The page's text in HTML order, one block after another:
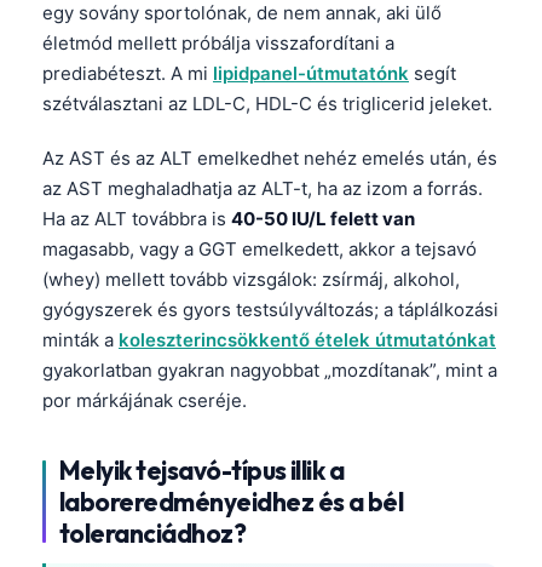
egy sovány sportolónak, de nem annak, aki ülő
életmód mellett próbálja visszafordítani a
prediabéteszt. A mi lipidpanel-útmutatónk segít
szétválasztani az LDL-C, HDL-C és triglicerid jeleket.
Az AST és az ALT emelkedhet nehéz emelés után, és
az AST meghaladhatja az ALT-t, ha az izom a forrás.
Ha az ALT továbbra is 40-50 IU/L felett van
magasabb, vagy a GGT emelkedett, akkor a tejsavó
(whey) mellett tovább vizsgálok: zsírmáj, alkohol,
gyógyszerek és gyors testsúlyváltozás; a táplálkozási
minták a koleszterincsökkentő ételek útmutatónkat
gyakorlatban gyakran nagyobbat „mozdítanak”, mint a
por márkájának cseréje.
Melyik tejsavó-típus illik a
laboreredményeidhez és a bél
toleranciádhoz?
Кыргызча
Татар теле
Esperanto
Frysk
Ślōnskŏ gŏdka
Norsk bokmål